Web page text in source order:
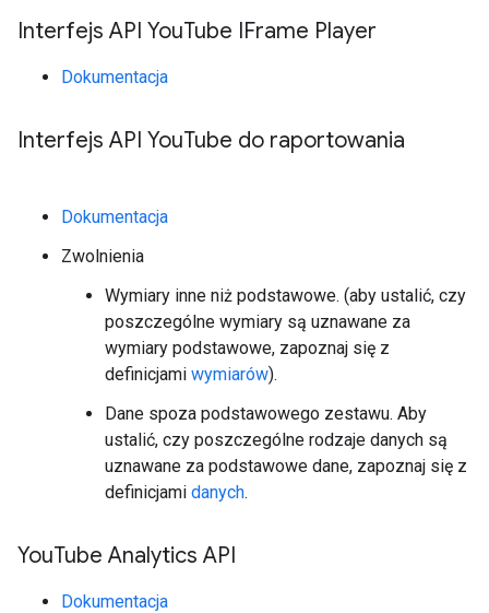
Interfejs API YouTube IFrame Player
Dokumentacja
Interfejs API YouTube do raportowania
Dokumentacja
Zwolnienia
Wymiary inne niż podstawowe. (aby ustalić, czy
poszczególne wymiary są uznawane za
wymiary podstawowe, zapoznaj się z
definicjami wymiarów).
Dane spoza podstawowego zestawu. Aby
ustalić, czy poszczególne rodzaje danych są
uznawane za podstawowe dane, zapoznaj się z
definicjami danych.
YouTube Analytics API
Dokumentacja